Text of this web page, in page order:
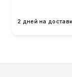
2 дней на